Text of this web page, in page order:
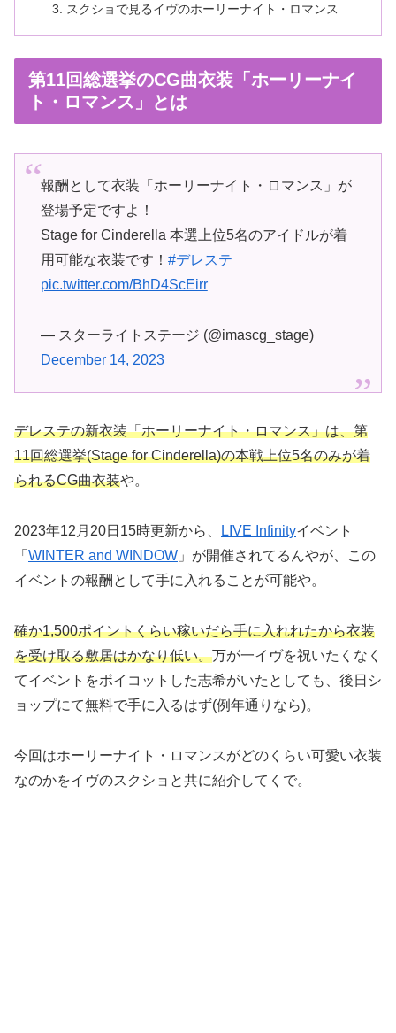
スクショで見るイヴのホーリーナイト・ロマンス
第11回総選挙のCG曲衣装「ホーリーナイ
ト・ロマンス」とは
報酬として衣装「ホーリーナイト・ロマンス」が
登場予定ですよ！
Stage for Cinderella 本選上位5名のアイドルが着
用可能な衣装です！ #デレステ
pic.twitter.com/BhD4ScEirr
— スターライトステージ (@imascg_stage)
December 14, 2023
デレステの新衣装「ホーリーナイト・ロマンス」は、第
11回総選挙(Stage for Cinderella)の本戦上位5名のみが着
られるCG曲衣装や。
2023年12月20日15時更新から、 LIVE Infinityイベント
「 WINTER and WINDOW 」が開催されてるんやが、この
イベントの報酬として手に入れることが可能や。
確か1,500ポイントくらい稼いだら手に入れれたから衣装
を受け取る敷居はかなり低い。万が一イヴを祝いたくなく
てイベントをボイコットした志希がいたとしても、後日シ
ョップにて無料で手に入るはず(例年通りなら)。
今回はホーリーナイト・ロマンスがどのくらい可愛い衣装
なのかをイヴのスクショと共に紹介してくで。